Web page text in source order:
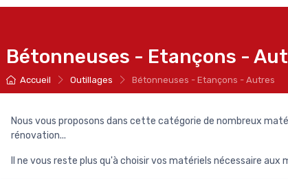
Bétonneuses - Etançons -
Accueil Outillages Bétonneuses - Etançons - Autres
Nous vous proposons dans cette catégorie de nombreux
rénovation...
Il ne vous reste plus qu'à choisir vos matériels nécessaire aux